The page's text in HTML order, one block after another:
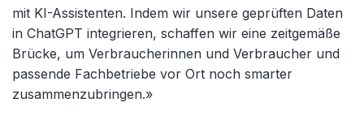
mit KI-Assistenten. Indem wir unsere geprüften Daten
in ChatGPT integrieren, schaffen wir eine zeitgemäße
Brücke, um Verbraucherinnen und Verbraucher und
passende Fachbetriebe vor Ort noch smarter
zusammenzubringen.»